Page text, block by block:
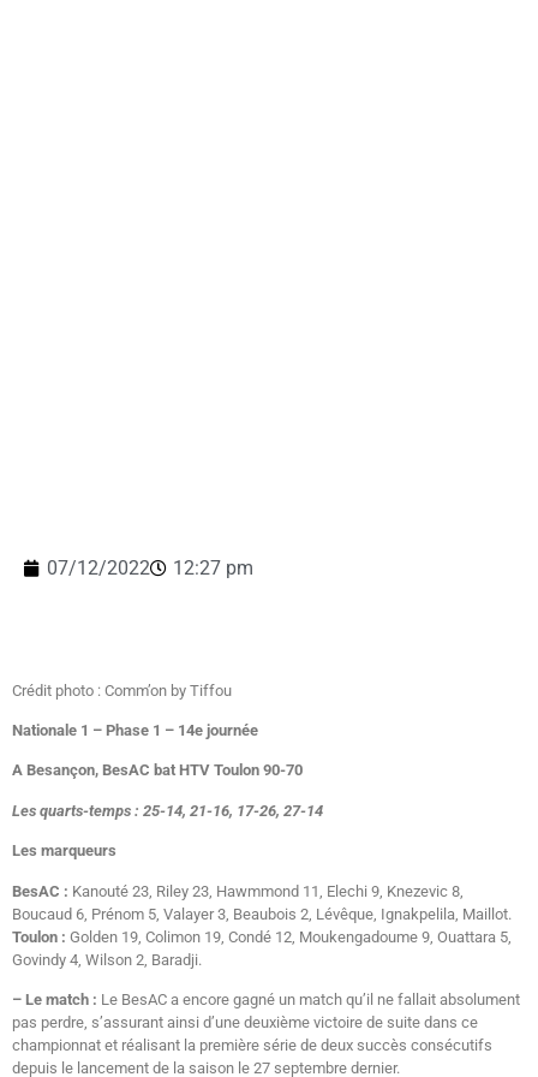
07/12/2022 12:27 pm
Crédit photo : Comm’on by Tiffou
Nationale 1 – Phase 1 – 14e journée
A Besançon, BesAC bat HTV Toulon 90-70
Les quarts-temps : 25-14, 21-16, 17-26, 27-14
Les marqueurs
BesAC : Kanouté 23, Riley 23, Hawmmond 11, Elechi 9, Knezevic 8,
Boucaud 6, Prénom 5, Valayer 3, Beaubois 2, Lévêque, Ignakpelila, Maillot.
Toulon : Golden 19, Colimon 19, Condé 12, Moukengadoume 9, Ouattara 5,
Govindy 4, Wilson 2, Baradji.
– Le match : Le BesAC a encore gagné un match qu’il ne fallait absolument
pas perdre, s’assurant ainsi d’une deuxième victoire de suite dans ce
championnat et réalisant la première série de deux succès consécutifs
depuis le lancement de la saison le 27 septembre dernier.